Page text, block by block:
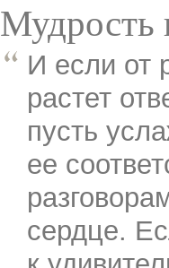
Мудрость
И если от
растет
пусть
ее
сердце.